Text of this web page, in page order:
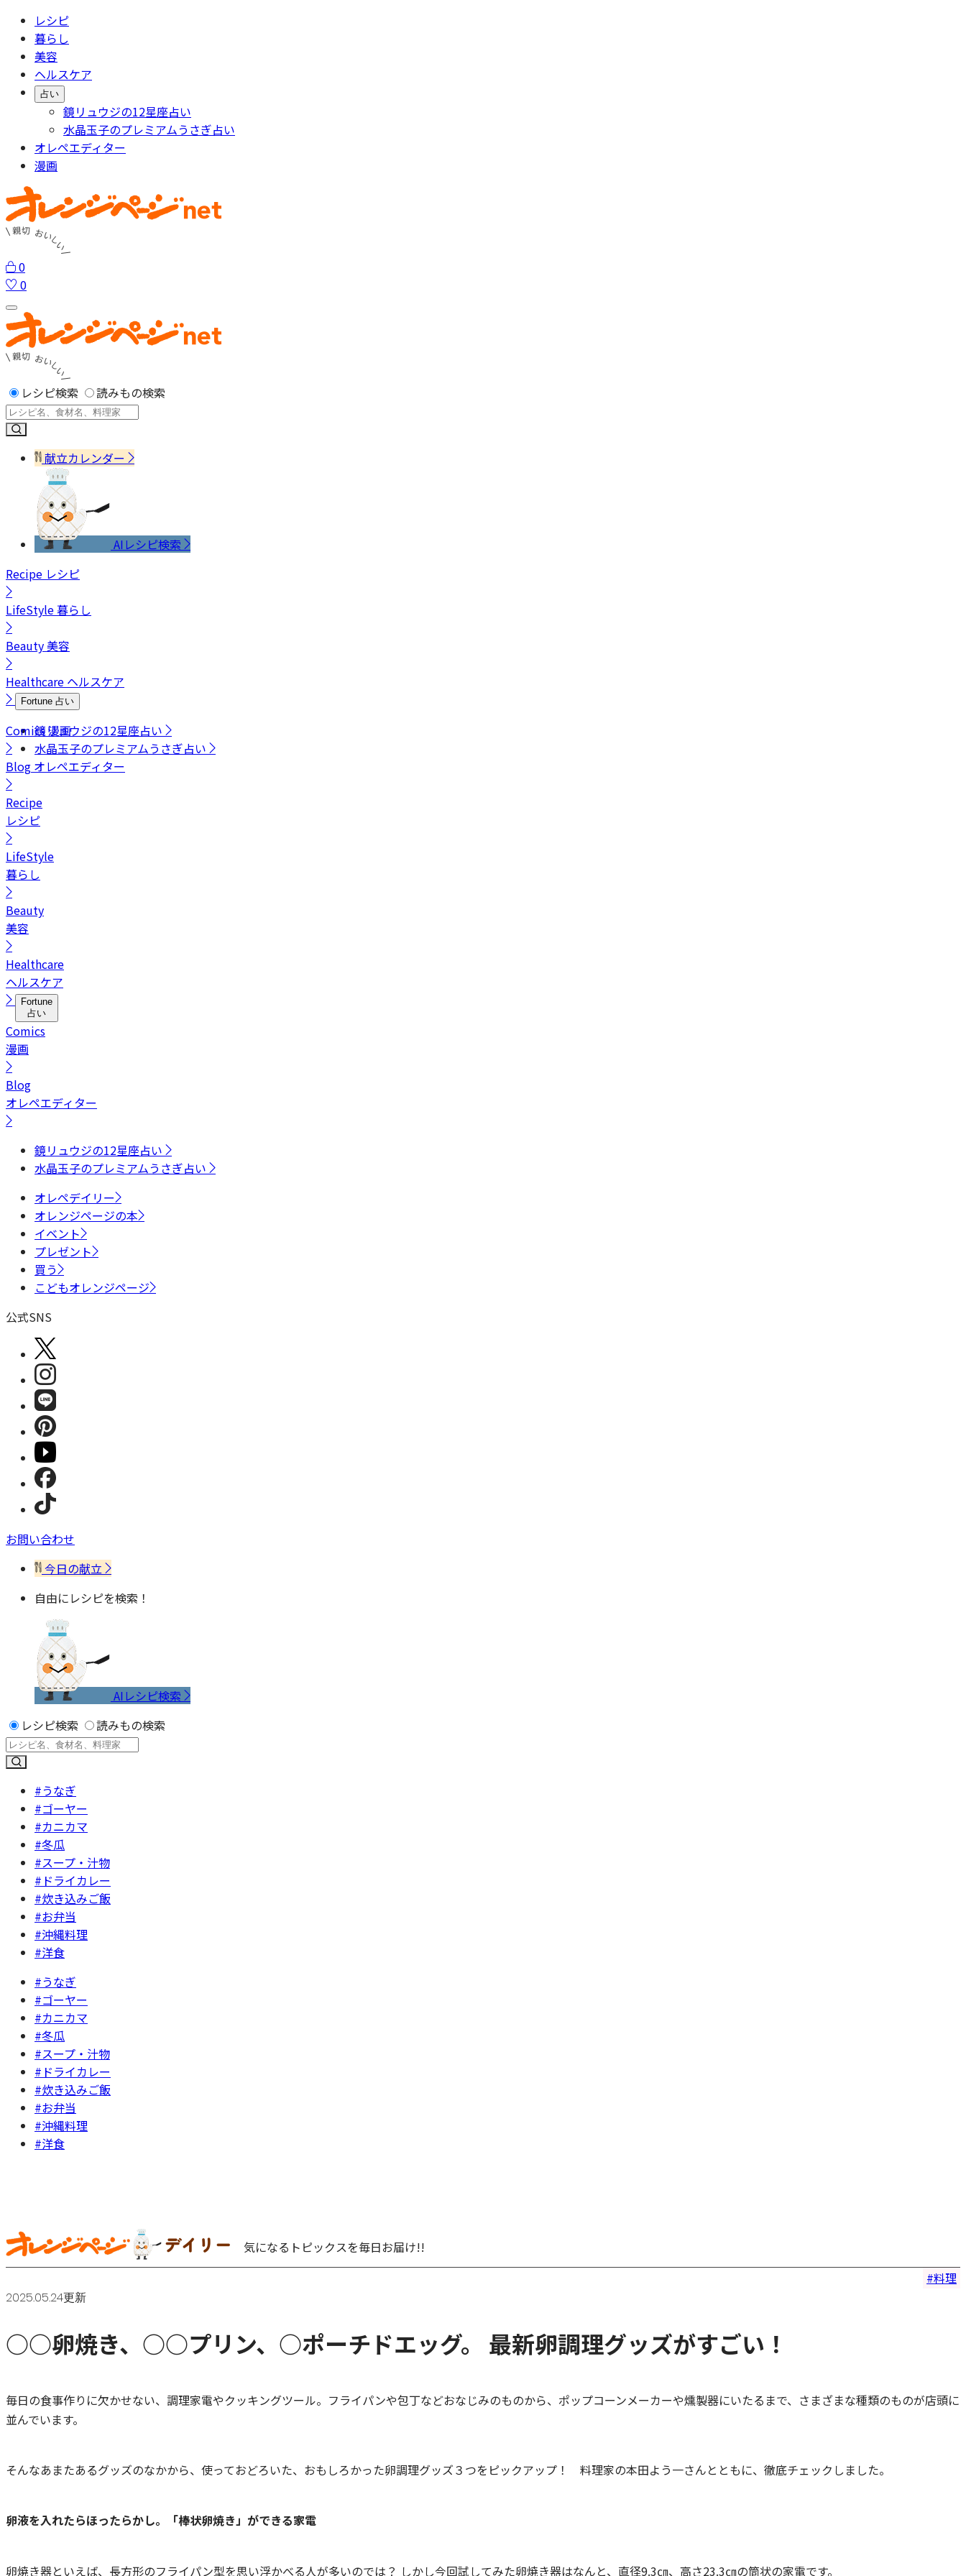
レシピ
暮らし
美容
ヘルスケア
占い
鏡リュウジの12星座占い
水晶玉子のプレミアムうさぎ占い
オレペエディター
漫画
0
0
レシピ検索 読みもの検索
献立カレンダー
AIレシピ検索
Recipe レシピ
LifeStyle暮らし
Beauty美容
Healthcare ヘルスケア
Fortune 占い
鏡リュウジの12星座占い
水晶玉子のプレミアムうさぎ占い
Comics漫画
Blog オレペエディター
Recipe
レシピ
LifeStyle
暮らし
Beauty
美容
Healthcare
ヘルスケア
Fortune
占い
Comics
漫画
Blog
オレペエディター
鏡リュウジの12星座占い
水晶玉子のプレミアムうさぎ占い
オレペデイリー
オレンジページの本
イベント
プレゼント
買う
こどもオレンジページ
公式SNS
お問い合わせ
今日の献立
自由にレシピを検索！
AIレシピ検索
レシピ検索
読みもの検索
#うなぎ
#ゴーヤー
#カニカマ
#冬瓜
#スープ・汁物
#ドライカレー
#炊き込みご飯
#お弁当
#沖縄料理
#洋食
#うなぎ
#ゴーヤー
#カニカマ
#冬瓜
#スープ・汁物
#ドライカレー
#炊き込みご飯
#お弁当
#沖縄料理
#洋食
気になるトピックスを毎日お届け!!
料理
2025.05.24更新
○○卵焼き、○○プリン、○ポーチドエッグ。 最新卵調理グッズがすごい！
毎日の食事作りに欠かせない、調理家電やクッキングツール。フライパンや包丁などおなじみのものから、ポップコーンメーカーや燻製器にいたるまで、さまざまな種類のものが店頭に
並んでいます。
そんなあまたあるグッズのなかから、使っておどろいた、おもしろかった卵調理グッズ３つをピックアップ！ 料理家の本田よう一さんとともに、徹底チェックしました。
卵液を入れたらほったらかし。「棒状卵焼き」ができる家電
卵焼き器といえば、長方形のフライパン型を思い浮かべる人が多いのでは？ しかし今回試してみた卵焼き器はなんと、直径9.3㎝、高さ23.3㎝の筒状の家電です。